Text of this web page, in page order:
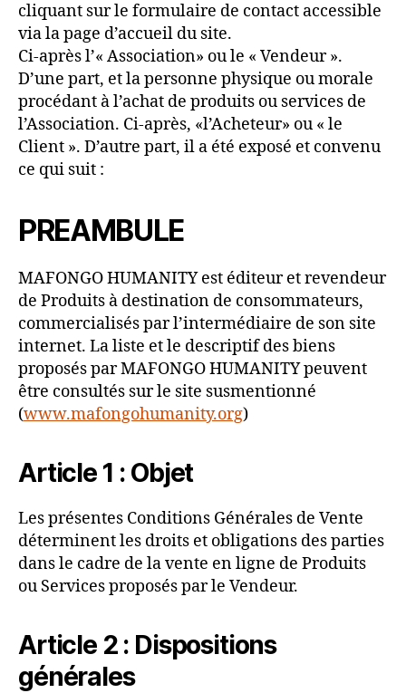
cliquant sur le formulaire de contact accessible
via la page d’accueil du site.
Ci-après l’« Association» ou le « Vendeur ».
D’une part, et la personne physique ou morale
procédant à l’achat de produits ou services de
l’Association. Ci-après, «l’Acheteur» ou « le
Client ». D’autre part, il a été exposé et convenu
ce qui suit :
PREAMBULE
MAFONGO HUMANITY est éditeur et revendeur
de Produits à destination de consommateurs,
commercialisés par l’intermédiaire de son site
internet. La liste et le descriptif des biens
proposés par MAFONGO HUMANITY peuvent
être consultés sur le site susmentionné
(www.mafongohumanity.org)
Article 1 : Objet
Les présentes Conditions Générales de Vente
déterminent les droits et obligations des parties
dans le cadre de la vente en ligne de Produits
ou Services proposés par le Vendeur.
Article 2 : Dispositions
générales